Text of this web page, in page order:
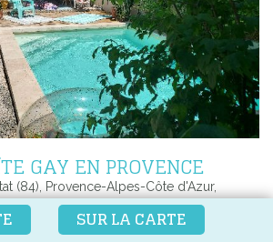
GAY EN PROVENCE
(84), Provence-Alpes-Côte d'Azur,
SUR LA CARTE